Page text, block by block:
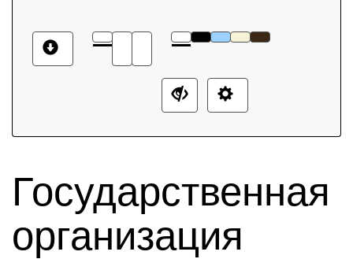
Государственная
организация